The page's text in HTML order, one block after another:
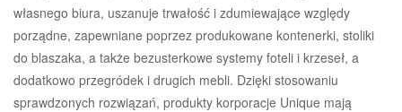
własnego biura, uszanuje trwałość i zdumiewające względy
porządne, zapewniane poprzez produkowane kontenerki, stoliki
do blaszaka, a także bezusterkowe systemy foteli i krzeseł, a
dodatkowo przegródek i drugich mebli. Dzięki stosowaniu
sprawdzonych rozwiązań, produkty korporacje Unique mają